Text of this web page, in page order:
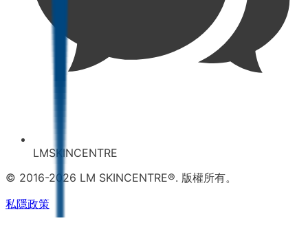
LMSKINCENTRE
© 2016-2026 LM SKINCENTRE®. 版權所有。
私隱政策